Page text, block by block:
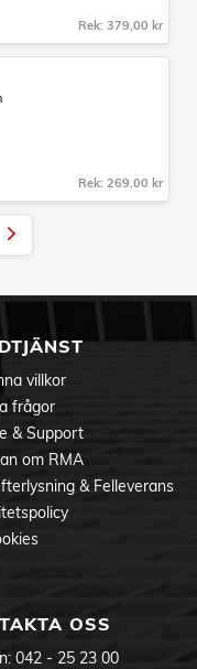
Rek: 379,00 kr
Rek: 269,00 kr
villkor
frågor
& Support
om RMA
& Felleverans
OSS
042 - 25 23 00